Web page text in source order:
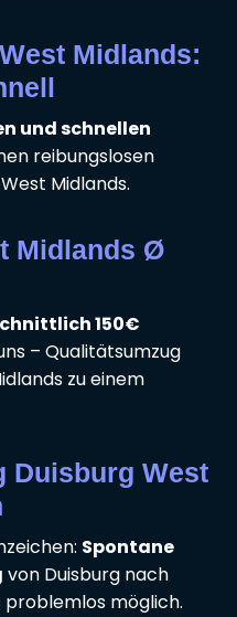
Midlands:
und schnellen
reibungslosen
Midlands.
Midlands Ø
150€
– Qualitätsumzug
zu einem
Duisburg West
Spontane
von Duisburg nach
problemlos möglich.